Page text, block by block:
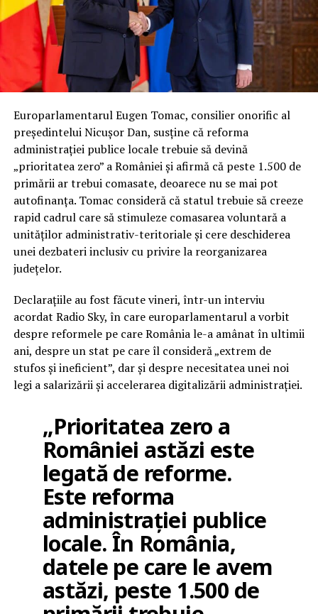
Europarlamentarul Eugen Tomac, consilier onorific al
președintelui Nicușor Dan, susține că reforma
administrației publice locale trebuie să devină
„prioritatea zero” a României și afirmă că peste 1.500 de
primării ar trebui comasate, deoarece nu se mai pot
autofinanța. Tomac consideră că statul trebuie să creeze
rapid cadrul care să stimuleze comasarea voluntară a
unităților administrativ-teritoriale și cere deschiderea
unei dezbateri inclusiv cu privire la reorganizarea
județelor.
Declarațiile au fost făcute vineri, într-un interviu
acordat Radio Sky, în care europarlamentarul a vorbit
despre reformele pe care România le-a amânat în ultimii
ani, despre un stat pe care îl consideră „extrem de
stufos și ineficient”, dar și despre necesitatea unei noi
legi a salarizării și accelerarea digitalizării administrației.
„Prioritatea zero a
României astăzi este
legată de reforme.
Este reforma
administrației publice
locale. În România,
datele pe care le avem
astăzi, peste 1.500 de